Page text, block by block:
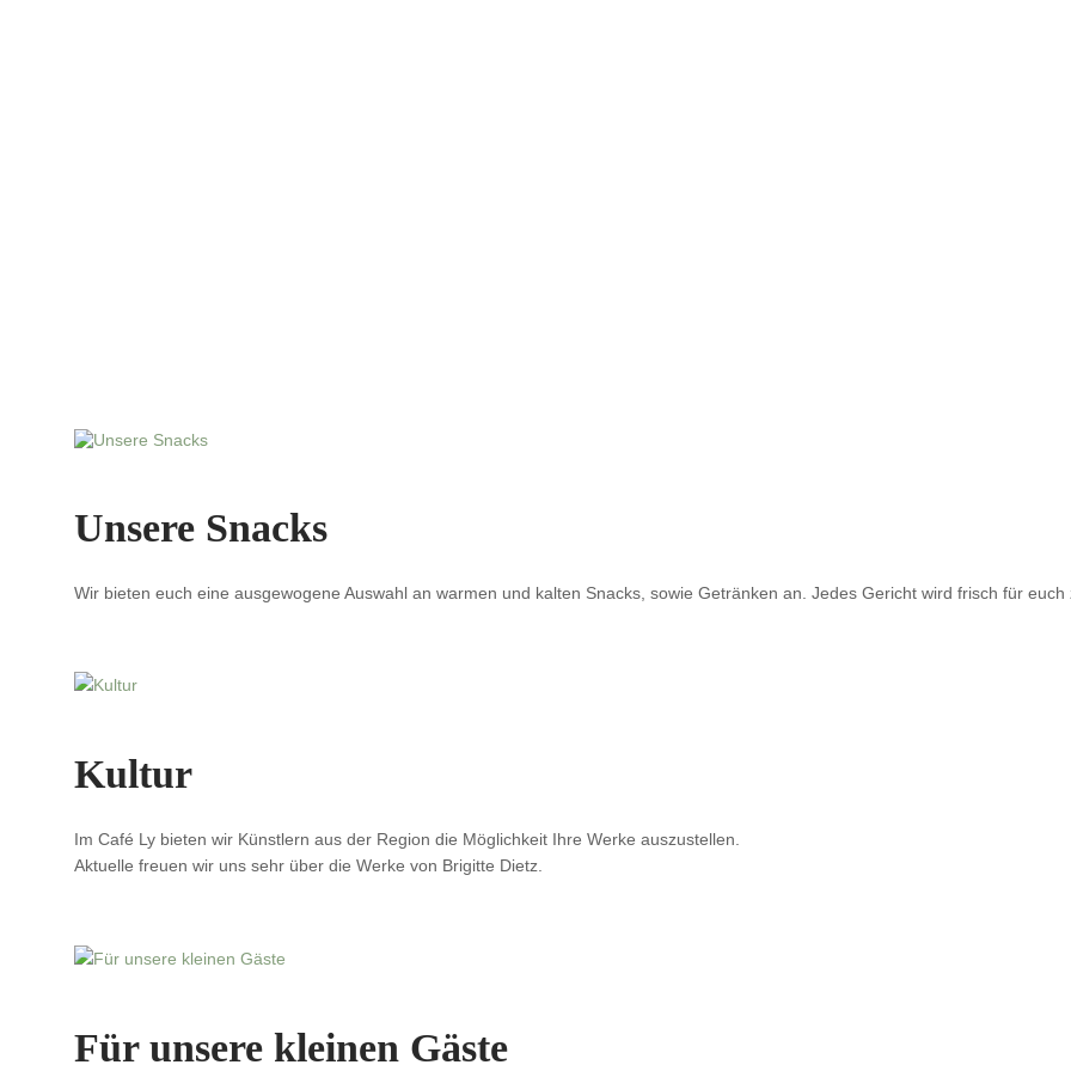
Unsere Snacks
Wir bieten euch eine ausgewogene Auswahl an warmen und kalten Snacks, sowie Getränken an. Jedes Gericht wird frisch für euch
Kultur
Im Café Ly bieten wir Künstlern aus der Region die Möglichkeit Ihre Werke auszustellen.
Aktuelle freuen wir uns sehr über die Werke von Brigitte Dietz.
Für unsere kleinen Gäste